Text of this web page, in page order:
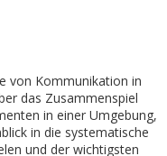
von Kommunikation in
das Zusammenspiel
in einer Umgebung,
in die systematische
und der wichtigsten